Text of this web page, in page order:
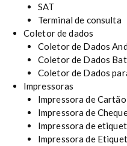
SAT
Terminal de consulta
Coletor de dados
Coletor de Dados
Coletor de Dados
Coletor de Dados
Impressoras
Impressora de
Impressora de
Impressora de
Impressora de